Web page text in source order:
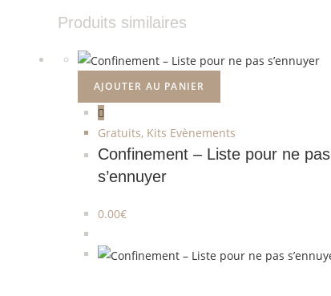
Produits similaires
AJOUTER AU PANIER
Gratuits, Kits Evènements
Confinement – Liste pour ne pas
s’ennuyer
0.00€